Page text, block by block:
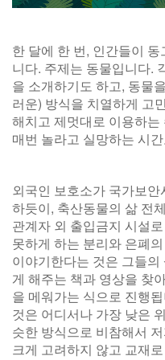
한 달에 한 번, 인간들이
니다. 주제는 동물입니다.
을 소개하기도 하고, 동물
러운) 방식을 치열하게 고
해치고 제멋대로 이용하
매번 놀라고 실망하는 시
외국인 보호소가 국가보
하듯이, 축산동물의 삶 전
관계자 외 출입금지 시설
못하게 하는 분리와 은폐
이야기한다는 것은 그들
게 해주는 책과 영상을 찾
을 메워가는 식으로 진행
것은 어디서나 가장 낮은
슷한 방식으로 비참해서
크게 고려하지 않고 교재